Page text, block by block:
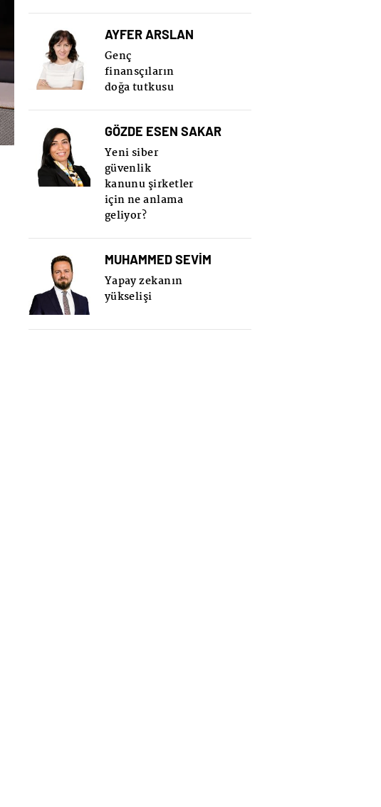
AYFER ARSLAN
Genç
finansçıların
doğa tutkusu
GÖZDE ESEN SAKAR
Yeni siber
güvenlik
kanunu şirketler
için ne anlama
geliyor?
MUHAMMED SEVİM
Yapay zekanın
yükselişi